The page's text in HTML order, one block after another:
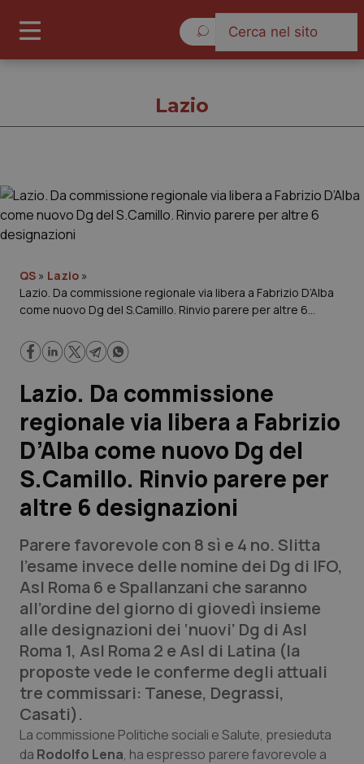
Cronache
Governo e Parlamento
Regioni e Asl
Lavoro e Professioni
Scienza e Farmaci
Studi e Analisi
Lettere al direttore
QS Pro
Professionisti Sanitari.AI
Abruzzo
Basilicata
Calabria
QS Pro Gold
Artrite & artrosi
Asma & BPCO
QS Club Newsletter
Lazio
QS » Lazio »
Lazio. Da commissione regionale via libera a Fabrizio D’Alba
come nuovo Dg del S.Camillo. Rinvio parere per altre 6
Lazio. Da commissione
regionale via libera a Fabrizio
D’Alba come nuovo Dg del
S.Camillo. Rinvio parere per
altre 6 designazioni
Parere favorevole con 8 sì e 4 no. Slitta
l’esame invece delle nomine dei Dg di IFO,
Asl Roma 6 e Spallanzani che saranno
all’ordine del giorno di giovedì insieme
alle designazioni dei ‘nuovi’ Dg di Asl
Roma 1, Asl Roma 2 e Asl di Latina (la
proposte vede le conferme degli attuali
tre commissari: Tanese, Degrassi,
Casati).
La commissione Politiche sociali e Salute, presieduta
da Rodolfo Lena, ha espresso parere favorevole a